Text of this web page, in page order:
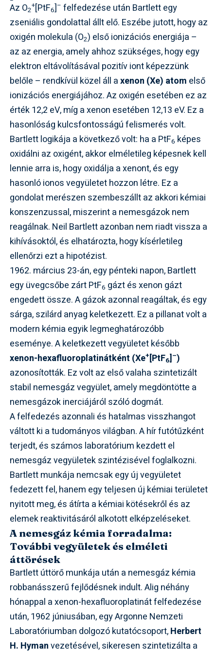
Az O2
+[PtF6]– felfedezése után Bartlett egy
zseniális gondolattal állt elő. Eszébe jutott, hogy az
oxigén molekula (O2) első ionizációs energiája –
az az energia, amely ahhoz szükséges, hogy egy
elektron eltávolításával pozitív iont képezzünk
belőle – rendkívül közel áll axenon (Xe) atom első
ionizációs energiájához. Az oxigén esetében ez az
érték 12,2 eV, míg a xenon esetében 12,13 eV. Ez a
hasonlóság kulcsfontosságú felismerés volt.
Bartlett logikája a következő volt: ha a PtF6 képes
oxidálni az oxigént, akkor elméletileg képesnek kell
lennie arra is, hogy oxidálja a xenont, és egy
hasonló ionos vegyületet hozzon létre. Ez a
gondolat merészen szembeszállt az akkori kémiai
konszenzussal, miszerint a nemesgázok nem
reagálnak. Neil Bartlett azonban nem riadt vissza a
kihívásoktól, és elhatározta, hogy kísérletileg
ellenőrzi ezt a hipotézist.
1962. március 23-án, egy pénteki napon, Bartlett
egy üvegcsőbe zárt PtF6 gázt és xenon gázt
engedett össze. A gázok azonnal reagáltak, és egy
sárga, szilárd anyag keletkezett. Ez a pillanat volt a
modern kémia egyik legmeghatározóbb
eseménye. A keletkezett vegyületet később
xenon-hexafluoroplatinátként (Xe+[PtF6]–)
azonosították. Ez volt az első valaha szintetizált
stabil nemesgáz vegyület, amely megdöntötte a
nemesgázok inerciájáról szóló dogmát.
A felfedezés azonnali és hatalmas visszhangot
váltott ki a tudományos világban. A hír futótűzként
terjedt, és számos laboratórium kezdett el
nemesgáz vegyületek szintézisével foglalkozni.
Bartlett munkája nemcsak egy új vegyületet
fedezett fel, hanem egy teljesen új kémiai területet
nyitott meg, és átírta a kémiai kötésekről és az
elemek reaktivitásáról alkotott elképzeléseket.
A nemesgáz kémia forradalma:
További vegyületek és elméleti
áttörések
Bartlett úttörő munkája után a nemesgáz kémia
robbanásszerű fejlődésnek indult. Alig néhány
hónappal a xenon-hexafluoroplatinát felfedezése
után, 1962 júniusában, egy Argonne Nemzeti
Laboratóriumban dolgozó kutatócsoport,Herbert
H. Hymanvezetésével, sikeresen szintetizálta a